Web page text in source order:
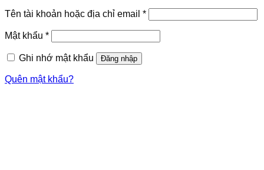
Tên tài khoản hoặc địa chỉ email *Bắt
buộc
Mật khẩu *Bắt
buộc
Ghi nhớ mật khẩu
Đăng nhập
Quên mật khẩu?